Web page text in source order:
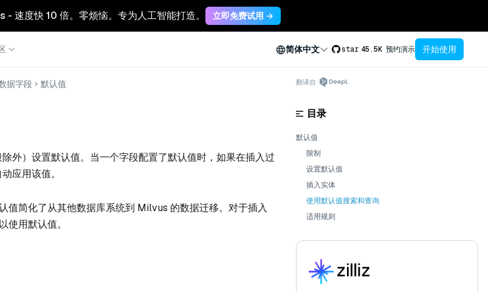
速度快 10 倍。零烦恼。专为人工智能打造。 立即免费试用 →
简体中文 star 45.5K 预约演示 开始使用
据字段 默认值
外）设置默认值。当一个字段配置了默认值时，如果在插入过
应用该值。
值简化了从其他数据库系统到 Milvus 的数据迁移。对于插入
使用默认值。
翻译自
目录
默认值
限制
设置默认值
插入实体
使用默认值搜索和查询
适用规则